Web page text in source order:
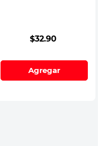
$32.90
Agregar